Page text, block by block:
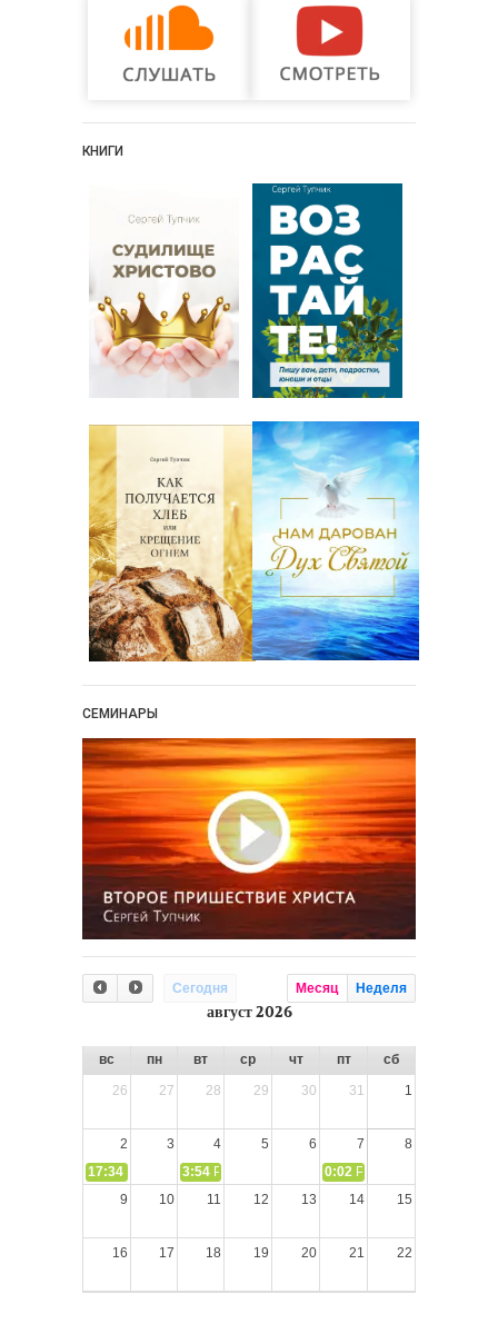
КНИГИ
СЕМИНАРЫ
Сегодня Месяц Неделя
август 2026
вс пн вт ср чт пт
сб
26
27 28 29 30 31 1
2 3 4 5 6 7
8
17:34
СЛОВО из СЛОВА – «Ищите Господа, призывайте Его»
3:54 РАЗМЫШЛЕНИЕ: Дух Святой не угашайте!
0:02 РАЗМЫШЛЕНИЯ: Дух
9
10 11 12 13 14 15
16 17 18 19 20 21 22